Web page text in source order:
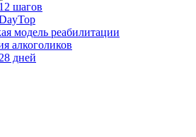
шагов
модель реабилитации
алкоголиков
дней